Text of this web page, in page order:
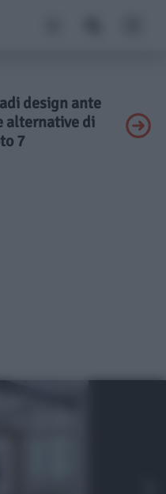
design ante
alternative di
7